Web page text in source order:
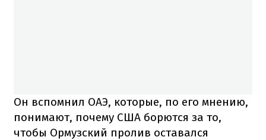
Он вспомнил ОАЭ, которые, по его мнению,
понимают, почему США борются за то,
чтобы Ормузский пролив оставался